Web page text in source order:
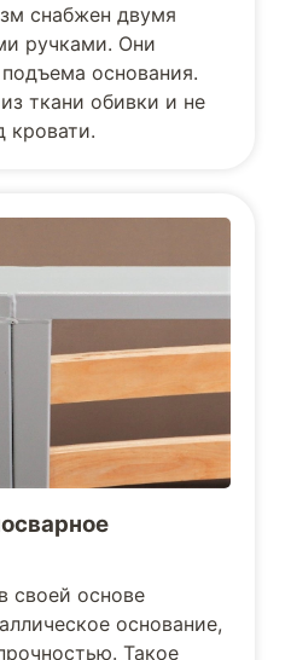
снабжен двумя
ручками. Они
основания.
ткани обивки и не
кровати.
своей основе
основание,
Такое